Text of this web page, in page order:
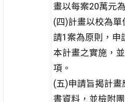
畫以每案20萬元
(四)計畫以校為
請1案為原則，申
本計畫之實施，
項。
(五)申請旨揭計
書資料，並檢附